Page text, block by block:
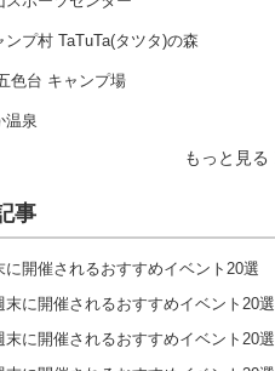
プ村 TaTuTa(タツタ)の森
色台 キャンプ場
温泉
もっと見る
事
に開催されるおすすめイベント20選
末に開催されるおすすめイベント20選
末に開催されるおすすめイベント20選